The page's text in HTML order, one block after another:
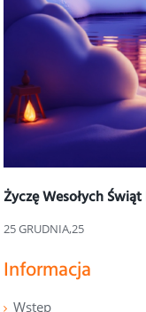
Życzę Wesołych
25 GRUDNIA,25
Informacja
Wstęp